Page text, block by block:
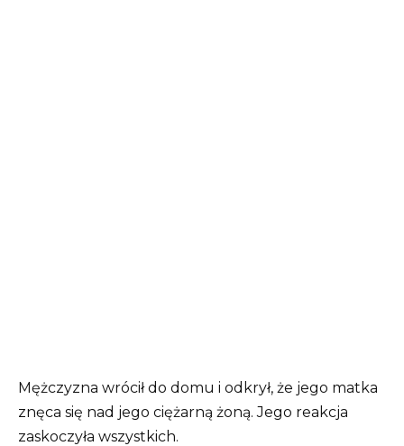
Mężczyzna wrócił do domu i odkrył, że jego matka
znęca się nad jego ciężarną żoną. Jego reakcja
zaskoczyła wszystkich.